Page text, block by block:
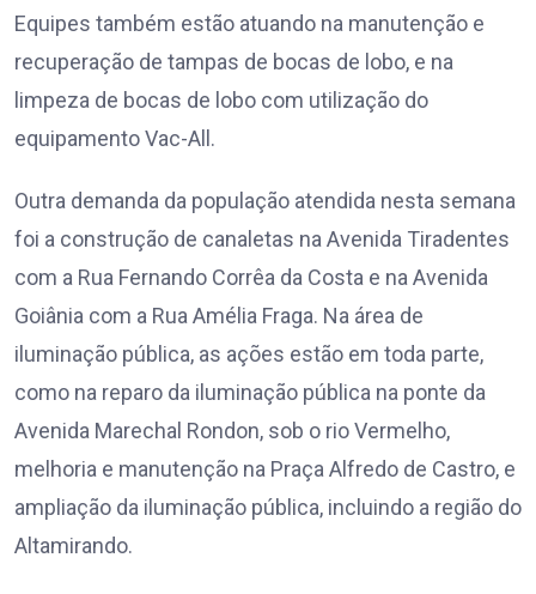
Equipes também estão atuando na manutenção e
recuperação de tampas de bocas de lobo, e na
limpeza de bocas de lobo com utilização do
equipamento Vac-All.
Outra demanda da população atendida nesta semana
foi a construção de canaletas na Avenida Tiradentes
com a Rua Fernando Corrêa da Costa e na Avenida
Goiânia com a Rua Amélia Fraga. Na área de
iluminação pública, as ações estão em toda parte,
como na reparo da iluminação pública na ponte da
Avenida Marechal Rondon, sob o rio Vermelho,
melhoria e manutenção na Praça Alfredo de Castro, e
ampliação da iluminação pública, incluindo a região do
Altamirando.